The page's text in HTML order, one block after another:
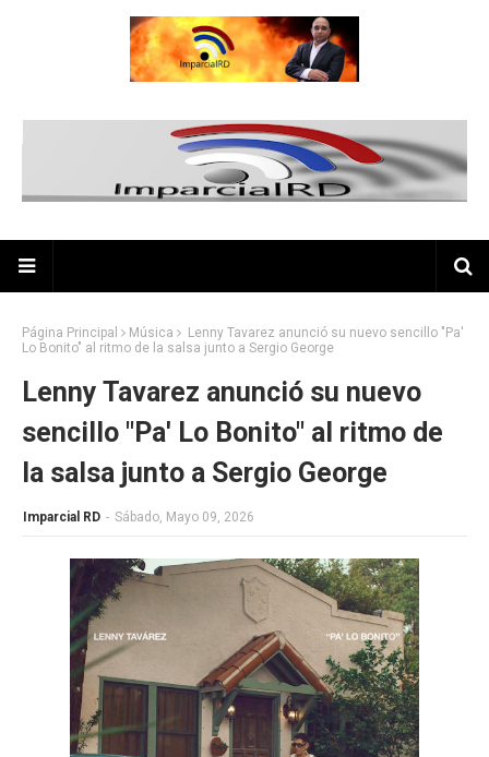
Página Principal Música
Lenny Tavarez anunció su nuevo sencillo "Pa'
Lo Bonito" al ritmo de la salsa junto a Sergio George
Lenny Tavarez anunció su nuevo
sencillo "Pa' Lo Bonito" al ritmo de
la salsa junto a Sergio George
Imparcial RD - Sábado, Mayo 09, 2026